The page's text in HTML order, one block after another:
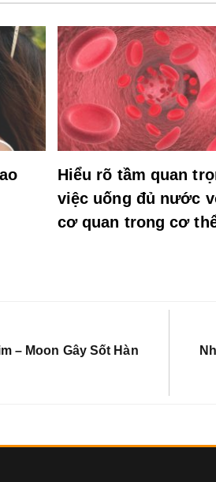
Hiểu rõ tầm quan
việc uống đủ nước
cơ quan trong cơ
– Moon Gây Sốt Hàn